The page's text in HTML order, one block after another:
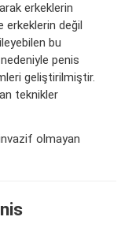
erkeklerin
erkeklerin değil
bu
penis
geliştirilmiştir.
teknikler
olmayan